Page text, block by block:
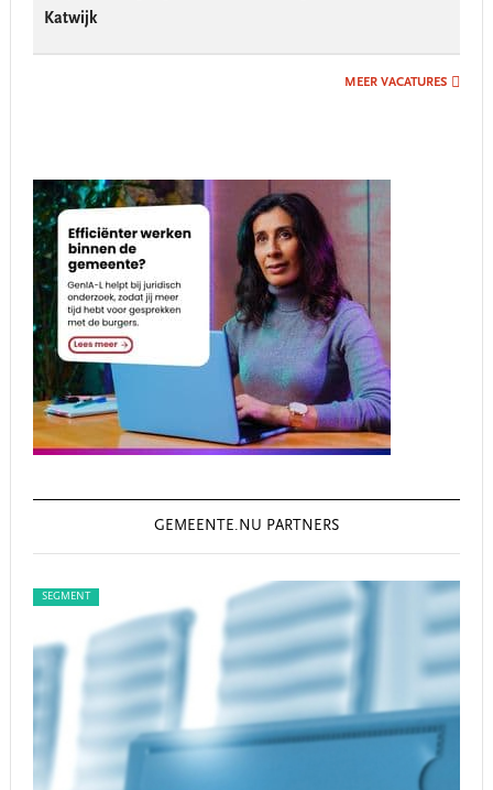
Katwijk
MEER VACATURES
GEMEENTE.NU PARTNERS
SEGMENT